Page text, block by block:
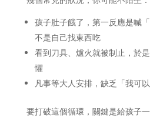
孩子肚子餓了，第一反應是喊
不是自己找東西吃
看到刀具、爐火就被制止，於
懼
凡事等大人安排，缺乏「我可
要打破這個循環，關鍵是給孩子